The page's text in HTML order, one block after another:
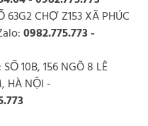
63G2 CHỢ Z153 XÃ PHÚC
0982.775.773 -
: SỐ 10B, 156 NGÕ 8 LÊ
HÀ NỘI -